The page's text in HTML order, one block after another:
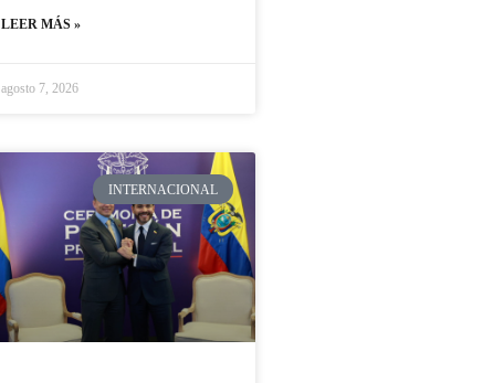
LEER MÁS »
agosto 7, 2026
INTERNACIONAL